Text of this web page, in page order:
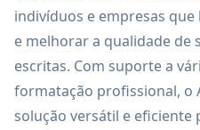
indivíduos e empresas
e melhorar a qualidade de
escritas. Com suporte a
formatação profissional, o
solução versátil e eficiente